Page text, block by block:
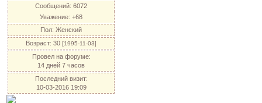
Сообщений: 6072
Уважение: +68
Пол: Женский
Возраст: 30 [1995-11-03]
Провел на форуме:
14 дней 7 часов
Последний визит:
10-03-2016 19:09